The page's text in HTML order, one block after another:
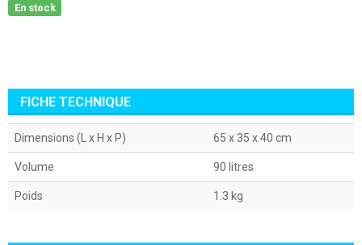
En stock
FICHE TECHNIQUE
Dimensions (L x H x P) 65 x 35 x 40 cm
Volume 90 litres
Poids 1.3 kg